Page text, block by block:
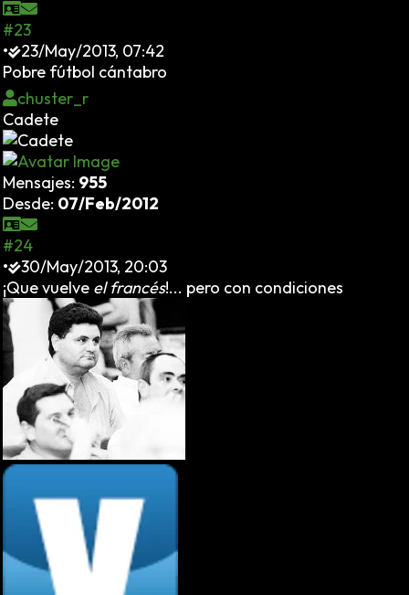
#23
•
23/May/2013, 07:42
Pobre fútbol cántabro
chuster_r
Cadete
Mensajes: 955
Desde: 07/Feb/2012
#24
•
30/May/2013, 20:03
¡Que vuelve el francés!... pero con condiciones